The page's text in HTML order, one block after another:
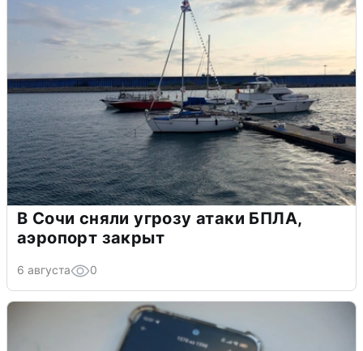
В Сочи сняли угрозу атаки БПЛА,
аэропорт закрыт
6 августа 0